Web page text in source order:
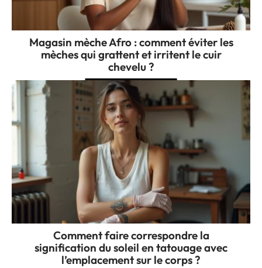
Magasin mèche Afro : comment éviter les
mèches qui grattent et irritent le cuir
chevelu ?
Comment faire correspondre la
signification du soleil en tatouage avec
l’emplacement sur le corps ?